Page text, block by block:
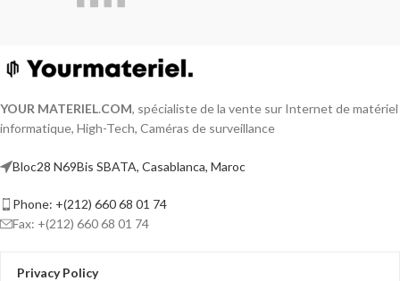
YOUR MATERIEL.COM, spécialiste de la vente sur Internet de matériel
informatique, High-Tech, Caméras de surveillance
Bloc28 N69Bis SBATA, Casablanca, Maroc
Phone: +(212) 660 68 01 74
Fax: +(212) 660 68 01 74
Privacy Policy